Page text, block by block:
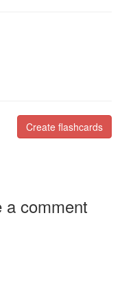
Create flashcards
a comment